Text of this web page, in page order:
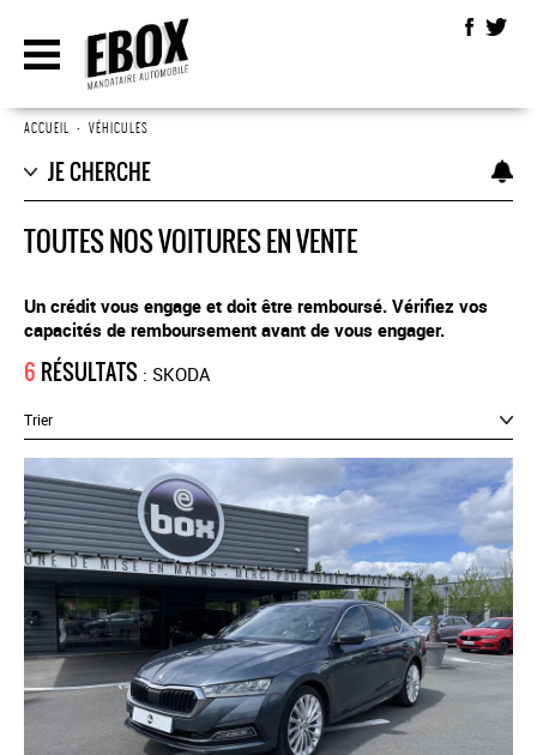
ACCUEIL • VÉHICULES
JE CHERCHE
TOUTES NOS VOITURES EN VENTE
Un crédit vous engage et doit être remboursé. Vérifiez vos
capacités de remboursement avant de vous engager.
6 RÉSULTATS : SKODA
Trier